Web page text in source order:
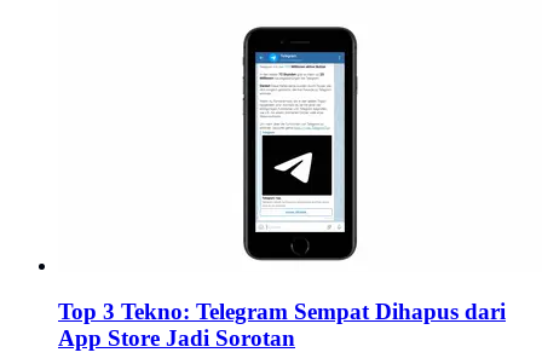
Top 3 Tekno: Telegram Sempat Dihapus dari
App Store Jadi Sorotan